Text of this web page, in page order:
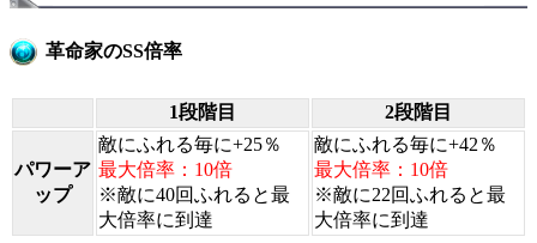
革命家のSS倍率
1段階目 2段階目
パワーア
ップ
敵にふれる毎に+25％
最大倍率：10倍
※敵に40回ふれると最
大倍率に到達
敵にふれる毎に+42％
最大倍率：10倍
※敵に22回ふれると最
大倍率に到達